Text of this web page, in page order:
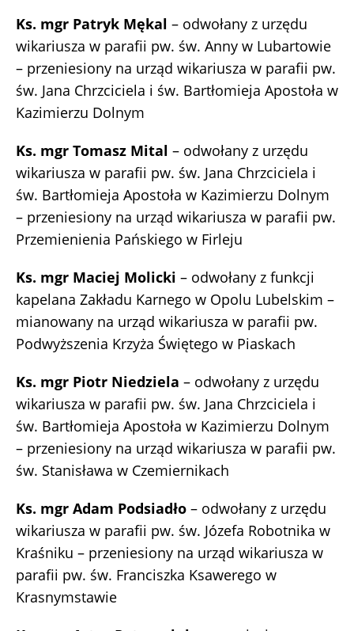
Ks. mgr Patryk Mękal – odwołany z urzędu
wikariusza w parafii pw. św. Anny w Lubartowie
– przeniesiony na urząd wikariusza w parafii pw.
św. Jana Chrzciciela i św. Bartłomieja Apostoła w
Kazimierzu Dolnym
Ks. mgr Tomasz Mital – odwołany z urzędu
wikariusza w parafii pw. św. Jana Chrzciciela i
św. Bartłomieja Apostoła w Kazimierzu Dolnym
– przeniesiony na urząd wikariusza w parafii pw.
Przemienienia Pańskiego w Firleju
Ks. mgr Maciej Molicki – odwołany z funkcji
kapelana Zakładu Karnego w Opolu Lubelskim –
mianowany na urząd wikariusza w parafii pw.
Podwyższenia Krzyża Świętego w Piaskach
Ks. mgr Piotr Niedziela – odwołany z urzędu
wikariusza w parafii pw. św. Jana Chrzciciela i
św. Bartłomieja Apostoła w Kazimierzu Dolnym
– przeniesiony na urząd wikariusza w parafii pw.
św. Stanisława w Czemiernikach
Ks. mgr Adam Podsiadło – odwołany z urzędu
wikariusza w parafii pw. św. Józefa Robotnika w
Kraśniku – przeniesiony na urząd wikariusza w
parafii pw. św. Franciszka Ksawerego w
Krasnymstawie